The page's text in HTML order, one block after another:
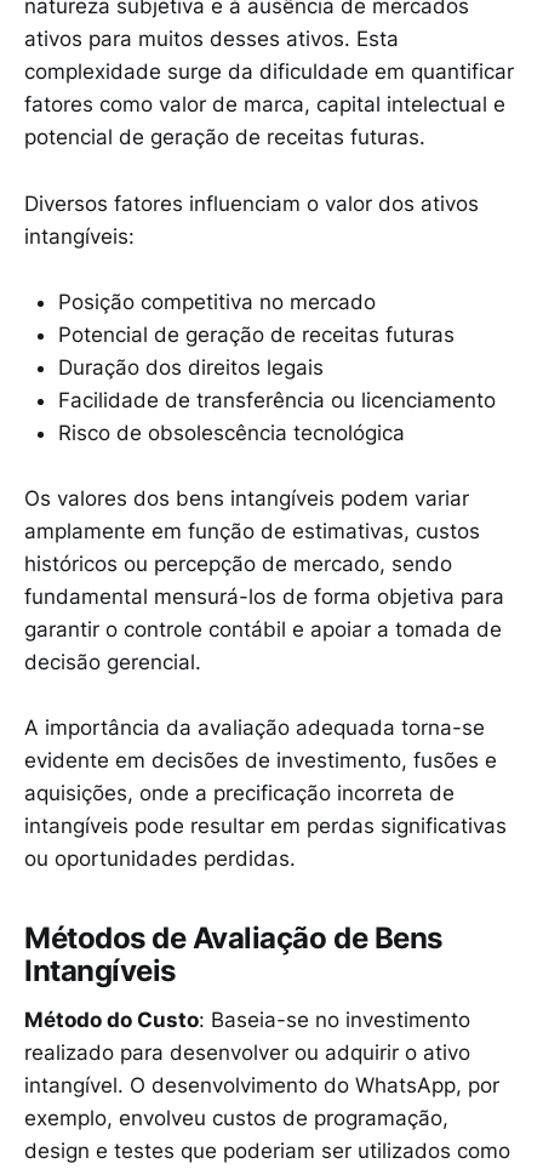
natureza subjetiva e à ausência de mercados
ativos para muitos desses ativos. Esta
complexidade surge da dificuldade em quantificar
fatores como valor de marca, capital intelectual e
potencial de geração de receitas futuras.
Diversos fatores influenciam o valor dos ativos
intangíveis:
Posição competitiva no mercado
Potencial de geração de receitas futuras
Duração dos direitos legais
Facilidade de transferência ou licenciamento
Risco de obsolescência tecnológica
Os valores dos bens intangíveis podem variar
amplamente em função de estimativas, custos
históricos ou percepção de mercado, sendo
fundamental mensurá-los de forma objetiva para
garantir o controle contábil e apoiar a tomada de
decisão gerencial.
A importância da avaliação adequada torna-se
evidente em decisões de investimento, fusões e
aquisições, onde a precificação incorreta de
intangíveis pode resultar em perdas significativas
ou oportunidades perdidas.
Métodos de Avaliação de Bens
Intangíveis
Método do Custo: Baseia-se no investimento
realizado para desenvolver ou adquirir o ativo
intangível. O desenvolvimento do WhatsApp, por
exemplo, envolveu custos de programação,
design e testes que poderiam ser utilizados como